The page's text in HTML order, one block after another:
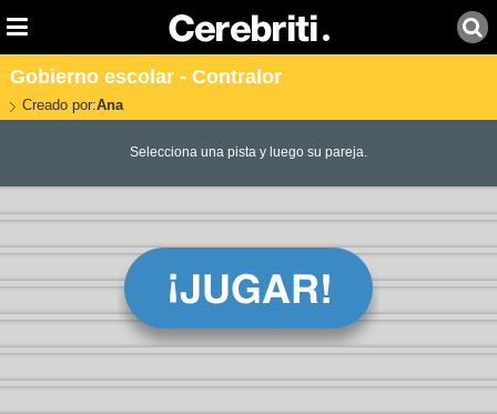
Gobierno escolar - Contralor
Creado por:Ana
Selecciona una pista y luego su pareja.